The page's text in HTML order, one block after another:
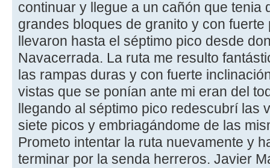
continuar y llegue a un cañón que tenia
grandes bloques de granito y con
llevaron hasta el séptimo pico desde
Navacerrada. La ruta me resulto
las rampas duras y con fuerte
vistas que se ponían ante mi eran del
llegando al séptimo pico redescubrí las
siete picos y embriagándome de las
Prometo intentar la ruta nuevamente y
terminar por la senda herreros. Javier